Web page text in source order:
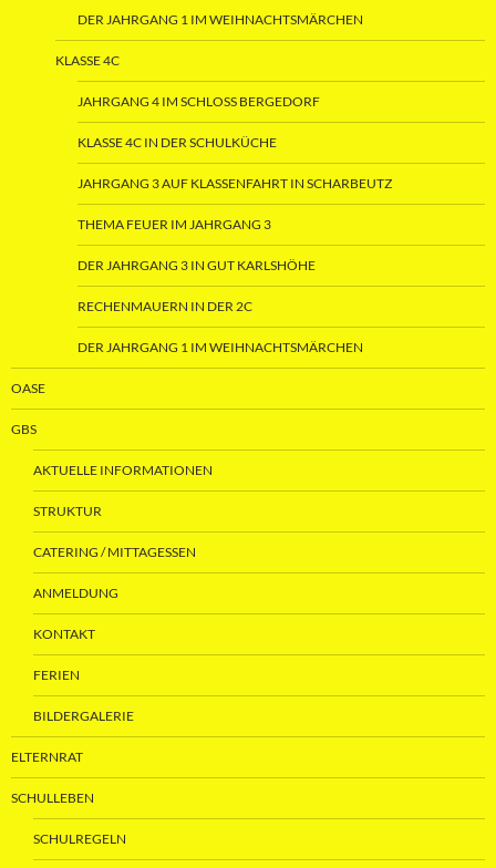
DER JAHRGANG 1 IM WEIHNACHTSMÄRCHEN
KLASSE 4C
JAHRGANG 4 IM SCHLOSS BERGEDORF
KLASSE 4C IN DER SCHULKÜCHE
JAHRGANG 3 AUF KLASSENFAHRT IN SCHARBEUTZ
THEMA FEUER IM JAHRGANG 3
DER JAHRGANG 3 IN GUT KARLSHÖHE
RECHENMAUERN IN DER 2C
DER JAHRGANG 1 IM WEIHNACHTSMÄRCHEN
OASE
GBS
AKTUELLE INFORMATIONEN
STRUKTUR
CATERING / MITTAGESSEN
ANMELDUNG
KONTAKT
FERIEN
BILDERGALERIE
ELTERNRAT
SCHULLEBEN
SCHULREGELN